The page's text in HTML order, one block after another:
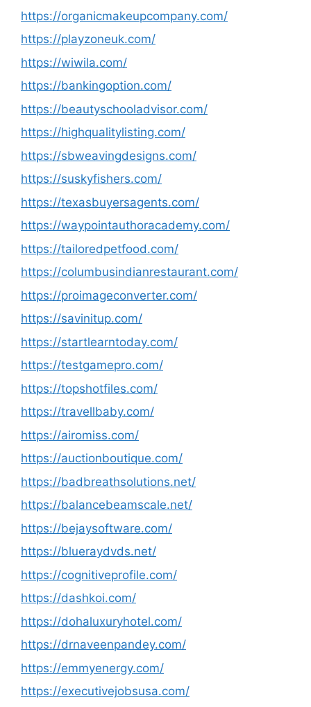
https://organicmakeupcompany.com/
https://playzoneuk.com/
https://wiwila.com/
https://bankingoption.com/
https://beautyschooladvisor.com/
https://highqualitylisting.com/
https://sbweavingdesigns.com/
https://suskyfishers.com/
https://texasbuyersagents.com/
https://waypointauthoracademy.com/
https://tailoredpetfood.com/
https://columbusindianrestaurant.com/
https://proimageconverter.com/
https://savinitup.com/
https://startlearntoday.com/
https://testgamepro.com/
https://topshotfiles.com/
https://travellbaby.com/
https://airomiss.com/
https://auctionboutique.com/
https://badbreathsolutions.net/
https://balancebeamscale.net/
https://bejaysoftware.com/
https://blueraydvds.net/
https://cognitiveprofile.com/
https://dashkoi.com/
https://dohaluxuryhotel.com/
https://drnaveenpandey.com/
https://emmyenergy.com/
https://executivejobsusa.com/